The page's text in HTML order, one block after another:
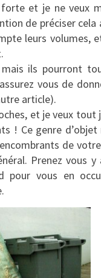
et je ne veux
de préciser cela
leurs volumes,
ils pourront
vous de
article).
et je veux tout
! Ce genre
de
Prenez vous y
vous en